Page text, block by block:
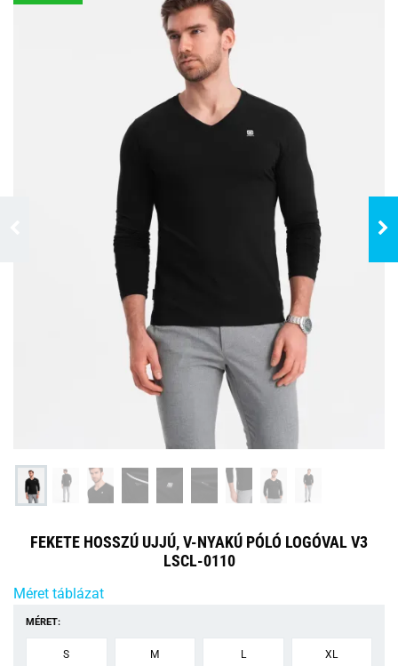
FEKETE HOSSZÚ UJJÚ, V-NYAKÚ PÓLÓ LOGÓVAL V3
LSCL-0110
Méret táblázat
MÉRET:
S M L XL